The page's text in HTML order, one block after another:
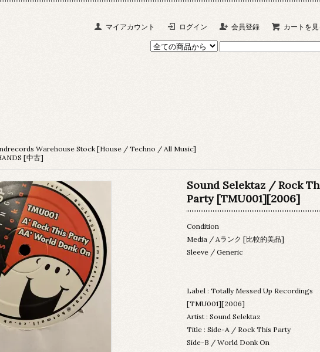
マイアカウント ログイン 会員登録 カートを見
Warehouse Stock [House / Techno / All Music]
[中古]
Sound Selektaz / Rock
Party [TMU001][2006]
Condition
Media / Aランク [比較的美品]
Sleeve / Generic
Label : Totally Messed Up Recordings
[TMU001][2006]
Artist : Sound Selektaz
Title : Side-A / Rock This Party
Side-B / World Donk On